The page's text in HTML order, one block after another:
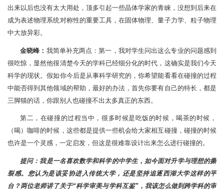
出来以后也没有太大用处，顶多引起一些晶体学家的青睐，没想到后来在
成为表述物理系统对称性的重要工具，在固体物理、量子力学、粒子物理
中大放异彩。
金晓峰： 我简单补充两点：第一，我对学生问出这么专业的问题感到
很吃惊，显然他很清楚今天的学科已经细分化的时代，这确实是我们今天
科学的现状。假如你今后是从事科学研究的，你希望能看看在碰撞的过程
中能否得到其他领域的帮助，最好的办法，首先你要有自己的特长，都是
三脚猫的话，你跟别人也碰撞不出太多真正的东西。
第二，在碰撞的过程当中，很多时候是吃饭的时候，喝茶的时候，
（喝）咖啡的时候，这些都是提供一些机会给大家相互碰撞，碰撞的时候
也许是一个灵感，一定启发，但这是很难靠设计出来怎么进行碰撞的。
提问：我是一名喜欢数学和科学的中学生，如今面对升学与理想的撕
裂感。您认为是该妥协进入传统大学，还是坚持追逐西湖大学这样的平
台？两位老师讲了关于“科学审美与学科互鉴”，我该怎么做到跨学科的审